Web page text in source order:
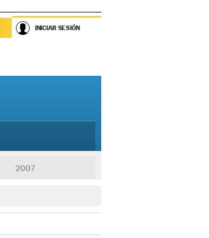
INICIAR SESIÓN
2007